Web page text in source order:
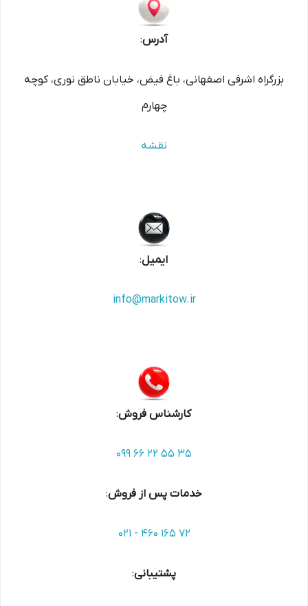
آدرس:
بزرگراه اشرفی اصفهانی، باغ فیض، خیابان ناطق نوری، کوچه
چهارم
نقشه
ایمیل:
info@markitow.ir
کارشناس فروش:
099 66 22 55 35
خدمات پس از فروش:
021 - 460 165 72
پشتیبانی: